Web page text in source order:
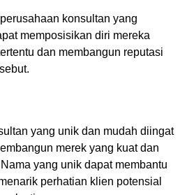
konsultan yang
memposisikan diri mereka
dan membangun reputasi
yang unik dan mudah diingat
merek yang kuat dan
yang unik dapat membantu
perhatian klien potensial